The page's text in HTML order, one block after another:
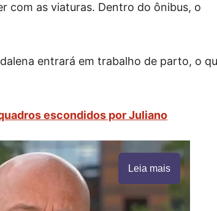
com as viaturas. Dentro do ônibus, o
entrará em trabalho de parto, o
escondidos por Juliano
Leia mais